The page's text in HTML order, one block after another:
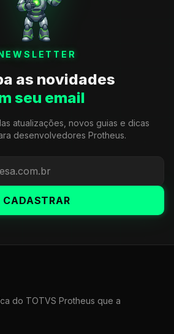
as novidades
seu email
atualizações, novos guias e dicas
desenvolvedores Protheus.
CADASTRAR
do TOTVS Protheus que a